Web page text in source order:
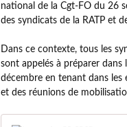
national de la Cgt-FO du 26
des syndicats de la RATP et
Dans ce contexte, tous les
sont appelés à préparer
décembre en tenant dans les
et des réunions de